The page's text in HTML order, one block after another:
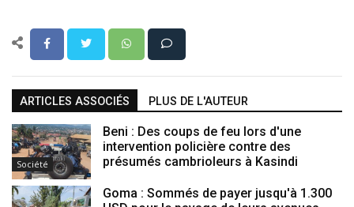
ARTICLES ASSOCIÉS PLUS DE L'AUTEUR
Société
Beni : Des coups de feu lors d'une
intervention policière contre des
présumés cambrioleurs à Kasindi
Goma : Sommés de payer jusqu'à 1.300